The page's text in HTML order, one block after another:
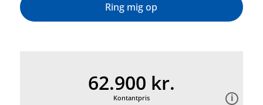
Ring mig op
62.900 kr.
Kontantpris